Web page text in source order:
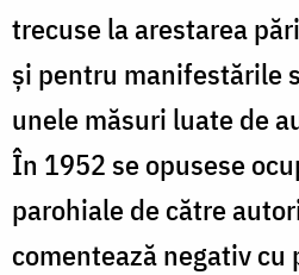
trecuse la arestarea
și pentru manifestările
unele măsuri luate de
În 1952 se opusese
parohiale de către
comentează negativ